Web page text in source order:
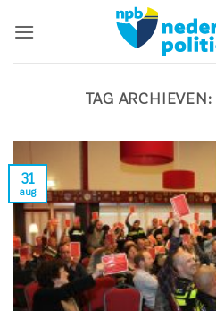
naar
TAG ARCHIEVEN:
31
aug